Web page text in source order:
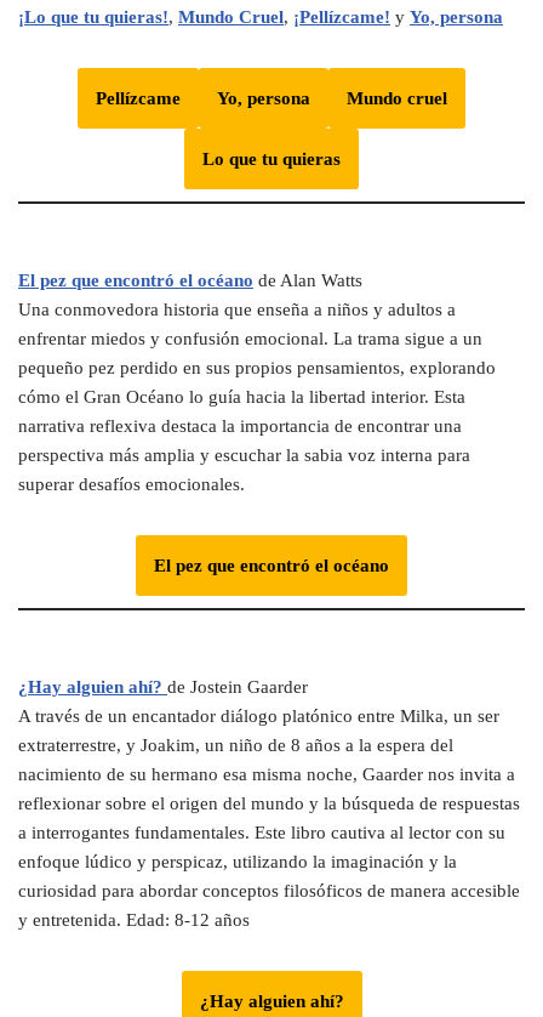
¡Lo que tu quieras!, Mundo Cruel, ¡Pellízcame! y Yo, persona
Pellízcame Yo, persona Mundo cruel
Lo que tu quieras
El pez que encontró el océano de Alan Watts
Una conmovedora historia que enseña a niños y adultos a
enfrentar miedos y confusión emocional. La trama sigue a un
pequeño pez perdido en sus propios pensamientos, explorando
cómo el Gran Océano lo guía hacia la libertad interior. Esta
narrativa reflexiva destaca la importancia de encontrar una
perspectiva más amplia y escuchar la sabia voz interna para
superar desafíos emocionales.
El pez que encontró el océano
¿Hay alguien ahí? de Jostein Gaarder
A través de un encantador diálogo platónico entre Milka, un ser
extraterrestre, y Joakim, un niño de 8 años a la espera del
nacimiento de su hermano esa misma noche, Gaarder nos invita a
reflexionar sobre el origen del mundo y la búsqueda de respuestas
a interrogantes fundamentales. Este libro cautiva al lector con su
enfoque lúdico y perspicaz, utilizando la imaginación y la
curiosidad para abordar conceptos filosóficos de manera accesible
y entretenida. Edad: 8-12 años
¿Hay alguien ahí?